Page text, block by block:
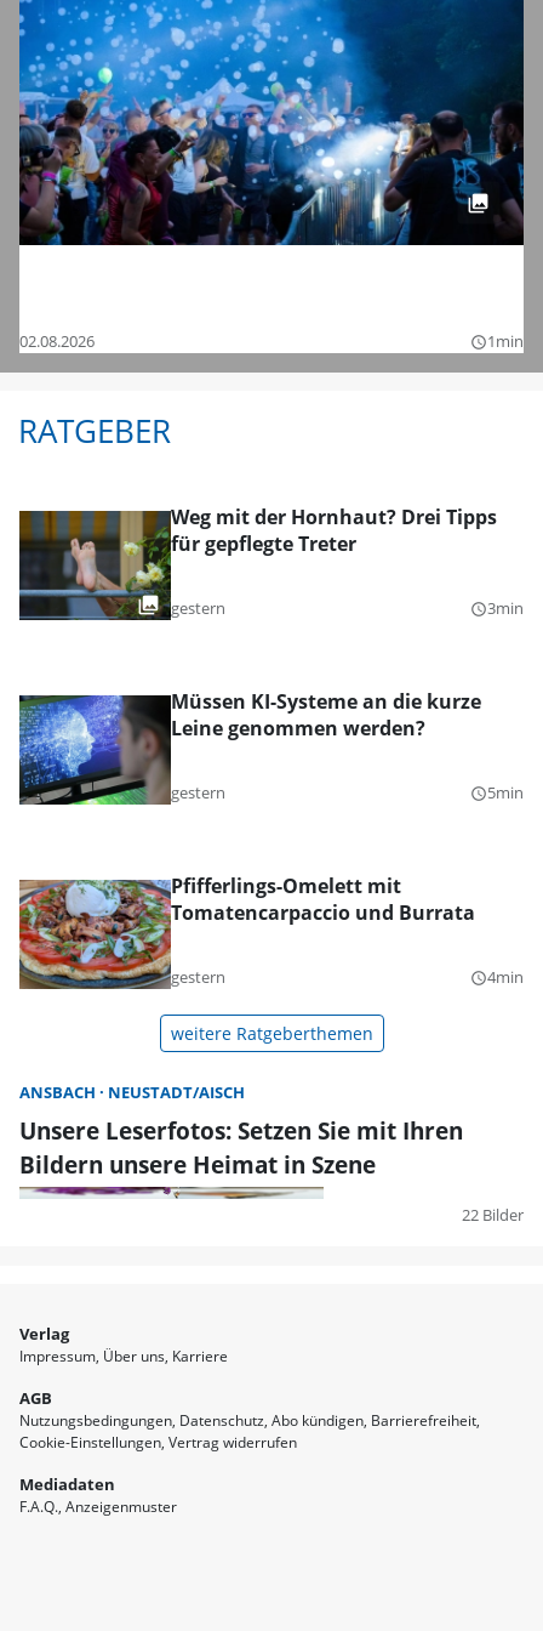
02.08.2026 query_builder1min
RATGEBER
Weg mit der Hornhaut? Drei Tipps
für gepflegte Treter
gestern query_builder3min
Müssen KI-Systeme an die kurze
Leine genommen werden?
gestern query_builder5min
Pfifferlings-Omelett mit
Tomatencarpaccio und Burrata
gestern query_builder4min
weitere Ratgeberthemen
ANSBACH NEUSTADT/AISCH
Unsere Leserfotos: Setzen Sie mit Ihren
Bildern unsere Heimat in Szene
22 Bilder
Verlag
Impressum Über uns Karriere
AGB
Nutzungsbedingungen Datenschutz Abo kündigen Barrierefreiheit
Cookie-Einstellungen Vertrag widerrufen
Mediadaten
F.A.Q. Anzeigenmuster